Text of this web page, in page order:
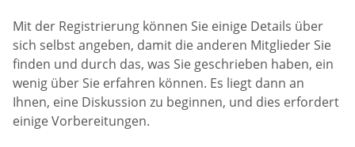
Mit der Registrierung können Sie einige Details über
sich selbst angeben, damit die anderen Mitglieder Sie
finden und durch das, was Sie geschrieben haben, ein
wenig über Sie erfahren können. Es liegt dann an
Ihnen, eine Diskussion zu beginnen, und dies erfordert
einige Vorbereitungen.